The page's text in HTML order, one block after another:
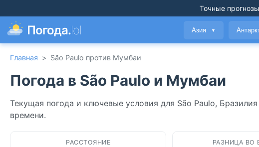
Точные
Погода.lol Азия ▼
Главная > São Paulo против Мумбаи
Погода в São Paulo и Мумбаи
Текущая погода и ключевые условия для São Paulo,
времени.
РАССТОЯНИЕ РАЗНИЦА ВО